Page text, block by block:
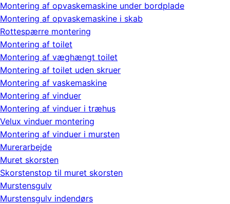
Montering af opvaskemaskine under bordplade
Montering af opvaskemaskine i skab
Rottespærre montering
Montering af toilet
Montering af væghængt toilet
Montering af toilet uden skruer
Montering af vaskemaskine
Montering af vinduer
Montering af vinduer i træhus
Velux vinduer montering
Montering af vinduer i mursten
Murerarbejde
Muret skorsten
Skorstenstop til muret skorsten
Murstensgulv
Murstensgulv indendørs